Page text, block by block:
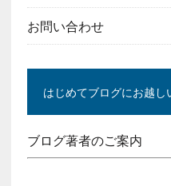
お問い合わせ
はじめてブログにお越し
ブログ著者のご案内